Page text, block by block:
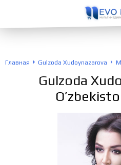
Главная Gulzoda Xudoynazarova
Gulzoda